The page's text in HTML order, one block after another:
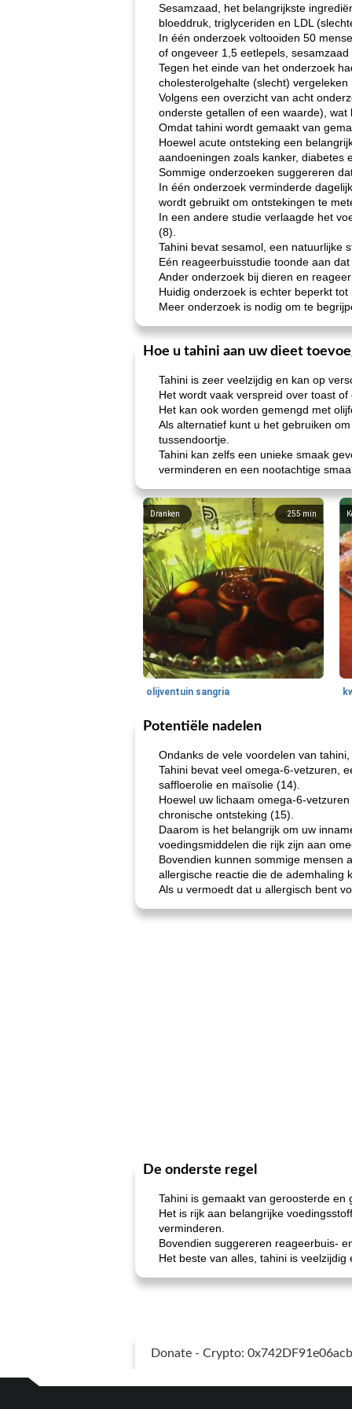
Sesamzaad, het belangrijkste
bloeddruk, triglyceriden en LDL
In één onderzoek voltooiden 50
of ongeveer 1,5 eetlepels, sesamzaad
Tegen het einde van het onderzoek
cholesterolgehalte (slecht)
Volgens een overzicht van acht
onderste getallen of een waarde),
Omdat tahini wordt gemaakt van
Hoewel acute ontsteking een
aandoeningen zoals kanker, diabetes
Sommige onderzoeken suggereren
In één onderzoek verminderde
wordt gebruikt om ontstekingen te
In een andere studie verlaagde het
(8).
Tahini bevat sesamol, een natuurlijke
Eén reageerbuisstudie toonde aan
Ander onderzoek bij dieren en
Huidig ​​onderzoek is echter beperkt
Meer onderzoek is nodig om te
Hoe u tahini aan uw dieet
Tahini is zeer veelzijdig en kan op
Het wordt vaak verspreid over toast
Het kan ook worden gemengd met
Als alternatief kunt u het gebruiken
tussendoortje.
Tahini kan zelfs een unieke smaak
verminderen en een nootachtige
255 min
Dranken
olijventuin sangria
Potentiële nadelen
Ondanks de vele voordelen van
Tahini bevat veel omega-6-vetzuren,
saffloerolie en maïsolie (14).
Hoewel uw lichaam omega-6-
chronische ontsteking (15).
Daarom is het belangrijk om uw
voedingsmiddelen die rijk zijn aan
Bovendien kunnen sommige mensen
allergische reactie die de ademhaling
Als u vermoedt dat u allergisch bent
De onderste regel
Tahini is gemaakt van geroosterde en
Het is rijk aan belangrijke
verminderen.
Bovendien suggereren reageerbuis-
Het beste van alles, tahini is
Donate - Crypto: